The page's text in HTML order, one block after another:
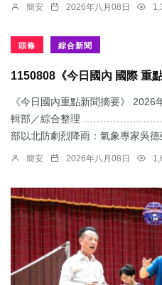
簡安 2026年八月08日
頭條 綜合新聞
1150808《今日國內 國際 重
《今日國內重點新聞摘要》
輯部／綜合整理
部以北防劇烈降雨：​氣象專家吳德
簡安 2026年八月08日